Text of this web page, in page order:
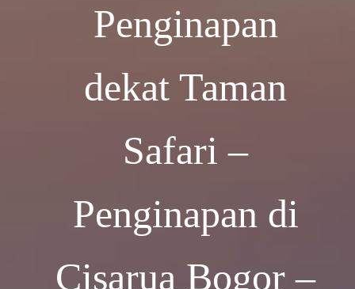
Penginapan
dekat Taman
Safari –
Penginapan di
Cisarua Bogor –